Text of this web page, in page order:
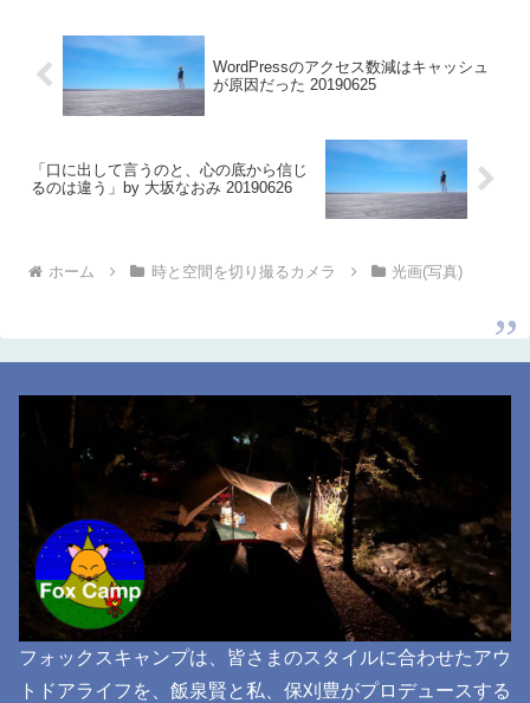
WordPressのアクセス数減はキャッシュ
が原因だった 20190625
「口に出して言うのと、心の底から信じ
るのは違う」by 大坂なおみ 20190626
ホーム 時と空間を切り撮るカメラ 光画(写真)
フォックスキャンプは、皆さまのスタイルに合わせたアウ
トドアライフを、飯泉賢と私、保刈豊がプロデュースする